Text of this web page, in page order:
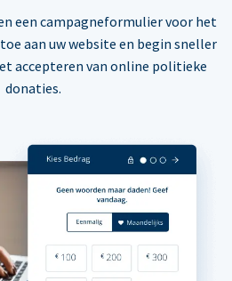
een campagneformulier voor het
aan uw website en begin sneller
accepteren van online politieke
donaties.